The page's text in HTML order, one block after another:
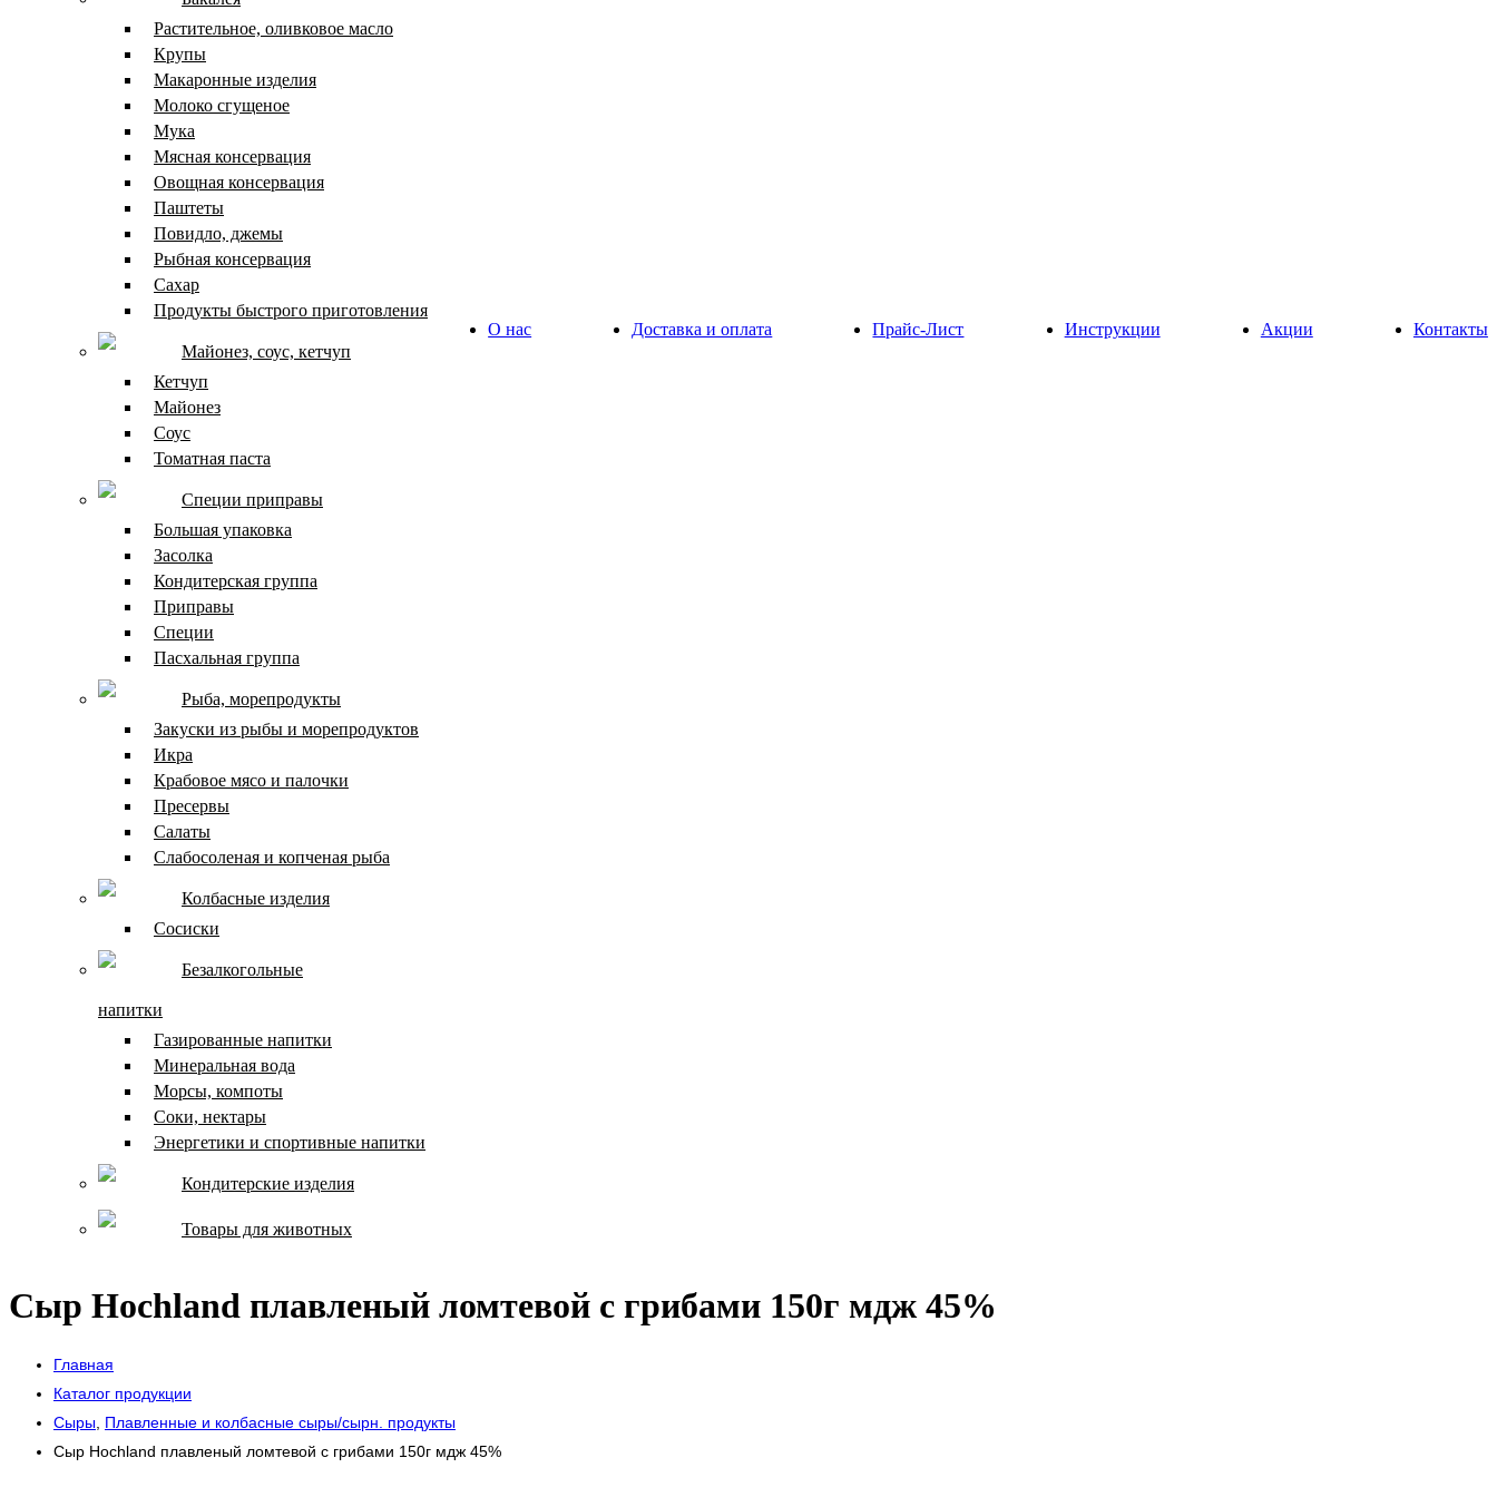
Растительное, оливковое масло
Крупы
Макаронные изделия
Молоко сгущеное
Мука
Мясная консервация
Овощная консервация
Паштеты
Повидло, джемы
Рыбная консервация
Сахар
Продукты быстрого приготовления
Майонез, соус, кетчуп
Кетчуп
Майонез
Соус
Томатная паста
Специи приправы
Большая упаковка
Засолка
Кондитерская группа
Приправы
Специи
Пасхальная группа
Рыба, морепродукты
Закуски из рыбы и морепродуктов
Икра
Крабовое мясо и палочки
Пресервы
Салаты
Слабосоленая и копченая рыба
Колбасные изделия
Сосиски
Безалкогольные
напитки
Газированные напитки
Минеральная вода
Морсы, компоты
Соки, нектары
Энергетики и спортивные напитки
Кондитерские изделия
Товары для животных
О нас Доставка и оплата Прайс-Лист Инструкции Акции Контакты
Сыр Hochland плавленый ломтевой с грибами 150г мдж 45%
Главная
Каталог продукции
Сыры Плавленные и колбасные сыры/сырн. продукты
Сыр Hochland плавленый ломтевой с грибами 150г мдж 45%